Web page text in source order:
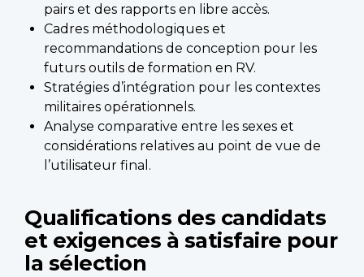
pairs et des rapports en libre accès.
Cadres méthodologiques et
recommandations de conception pour les
futurs outils de formation en RV.
Stratégies d’intégration pour les contextes
militaires opérationnels.
Analyse comparative entre les sexes et
considérations relatives au point de vue de
l’utilisateur final.
Qualifications des candidats
et exigences à satisfaire pour
la sélection